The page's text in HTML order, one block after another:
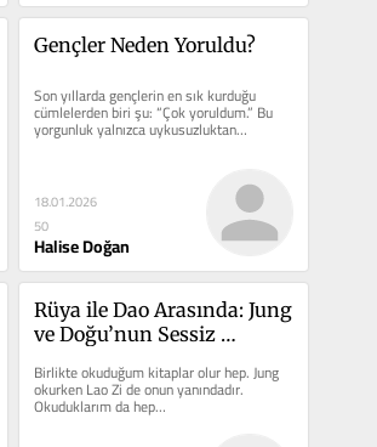
Gençler Neden Yoruldu?
Son yıllarda gençlerin en sık kurduğu
cümlelerden biri şu: “Çok yoruldum.” Bu
yorgunluk yalnızca uykusuzluktan…
18.01.2026
50
Halise Doğan
Rüya ile Dao Arasında: Jung
ve Doğu’nun Sessiz
Birlikte okuduğum kitaplar olur hep. Jung
okurken Lao Zi de onun yanındadır.
Okuduklarım da hep…